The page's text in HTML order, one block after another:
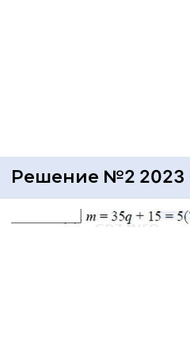
Решение №2 2023